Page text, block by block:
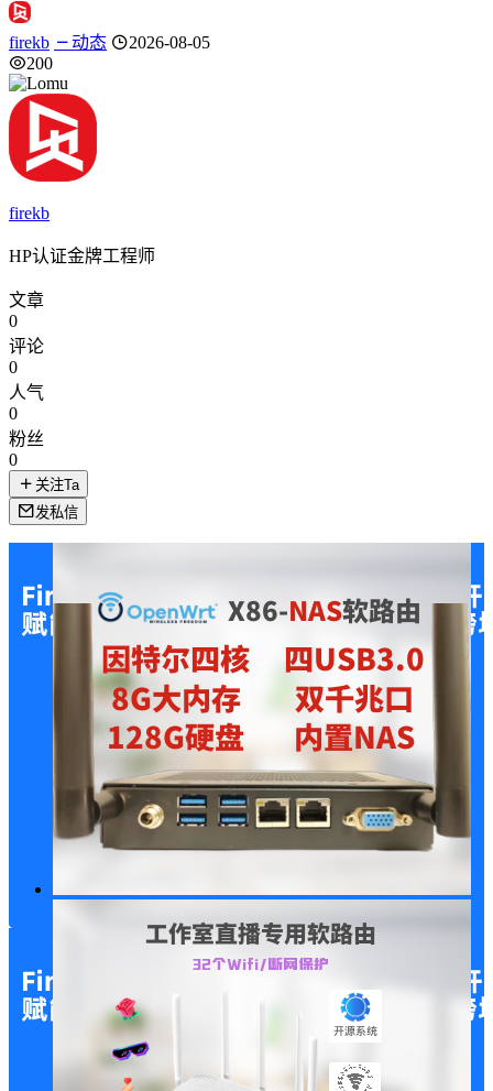
firekb 动态
2026-08-05
200
firekb
HP认证金牌工程师
文章
0
评论
0
人气
0
粉丝
0
关注Ta
发私信